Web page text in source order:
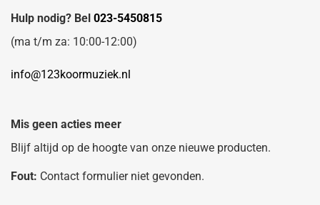
Hulp nodig? Bel 023-5450815
(ma t/m za: 10:00-12:00)
info@123koormuziek.nl
Mis geen acties meer
Blijf altijd op de hoogte van onze nieuwe producten.
Fout: Contact formulier niet gevonden.